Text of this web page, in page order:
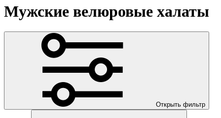
Мужские велюровые халаты
Открыть фильтр